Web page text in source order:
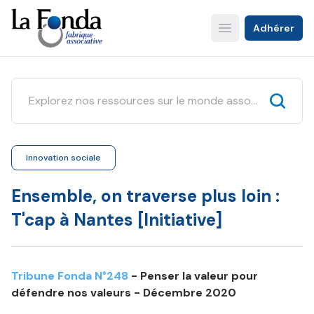
Aller
au
contenu
principal
Open main menu
Adhérer
Innovation sociale
Ensemble, on traverse plus loin :
T'cap à Nantes [Initiative]
Tribune Fonda N°248 - Penser la valeur pour
défendre nos valeurs - Décembre 2020